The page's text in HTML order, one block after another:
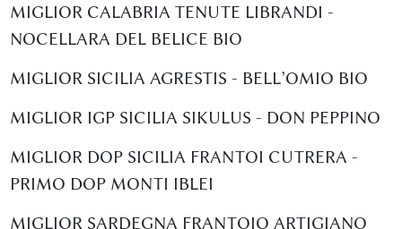
MIGLIOR CALABRIA TENUTE LIBRANDI -
NOCELLARA DEL BELICE BIO
MIGLIOR SICILIA AGRESTIS - BELL’OMIO BIO
MIGLIOR IGP SICILIA SIKULUS - DON PEPPINO
MIGLIOR DOP SICILIA FRANTOI CUTRERA -
PRIMO DOP MONTI IBLEI
MIGLIOR SARDEGNA FRANTOIO ARTIGIANO